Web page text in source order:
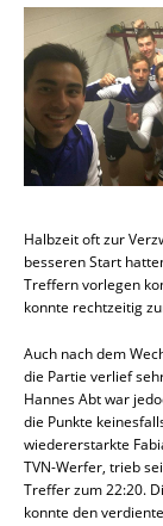
Halbzeit oft zur
besseren Start
Treffern vorlegen
konnte rechtzeitig
Auch nach dem
die Partie verlief
Hannes Abt war
die Punkte
wiedererstarkte
TVN-Werfer, trieb
Treffer zum 22:20.
konnte den